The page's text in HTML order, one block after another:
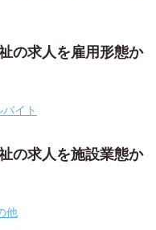
の求人を雇用形態か
イト
の求人を施設業態か
他